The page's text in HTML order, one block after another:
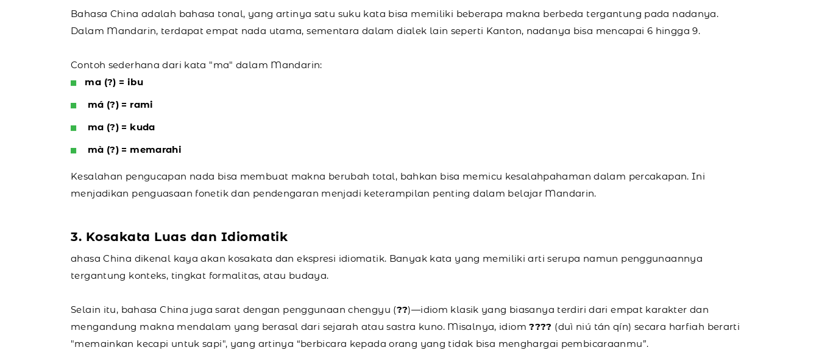
Bahasa China adalah bahasa tonal, yang artinya satu suku kata bisa memiliki beberapa makna berbeda tergantung pada nadanya.
Dalam Mandarin, terdapat empat nada utama, sementara dalam dialek lain seperti Kanton, nadanya bisa mencapai 6 hingga 9.
Contoh sederhana dari kata "ma" dalam Mandarin:
ma (?) = ibu
má (?) = rami
ma (?) = kuda
mà (?) = memarahi
Kesalahan pengucapan nada bisa membuat makna berubah total, bahkan bisa memicu kesalahpahaman dalam percakapan. Ini
menjadikan penguasaan fonetik dan pendengaran menjadi keterampilan penting dalam belajar Mandarin.
3. Kosakata Luas dan Idiomatik
ahasa China dikenal kaya akan kosakata dan ekspresi idiomatik. Banyak kata yang memiliki arti serupa namun penggunaannya
tergantung konteks, tingkat formalitas, atau budaya.
Selain itu, bahasa China juga sarat dengan penggunaan chengyu (??)—idiom klasik yang biasanya terdiri dari empat karakter dan
mengandung makna mendalam yang berasal dari sejarah atau sastra kuno. Misalnya, idiom???? (duì niú tán qín) secara harfiah berarti
"memainkan kecapi untuk sapi", yang artinya “berbicara kepada orang yang tidak bisa menghargai pembicaraanmu”.